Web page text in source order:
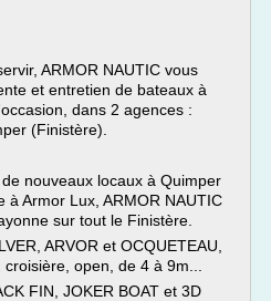
ARMOR NAUTIC vous
et entretien de bateaux à
dans 2 agences :
(Finistère).
nouveaux locaux à Quimper
à Armor Lux, ARMOR NAUTIC
sur tout le Finistère.
ARVOR et OCQUETEAU,
open, de 4 à 9m...
FIN, JOKER BOAT et 3D